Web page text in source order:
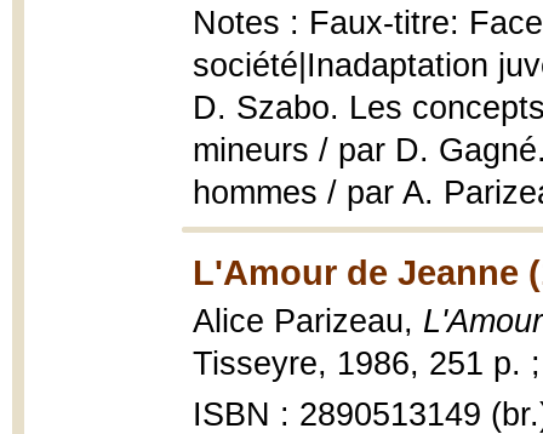
Notes : Faux-titre:
société|Inadaptation
D. Szabo. Les
mineurs / par D.
hommes / par A.
L'Amour de Jeanne
Alice Parizeau,
Tisseyre, 1986, 251 p.
ISBN : 2890513149